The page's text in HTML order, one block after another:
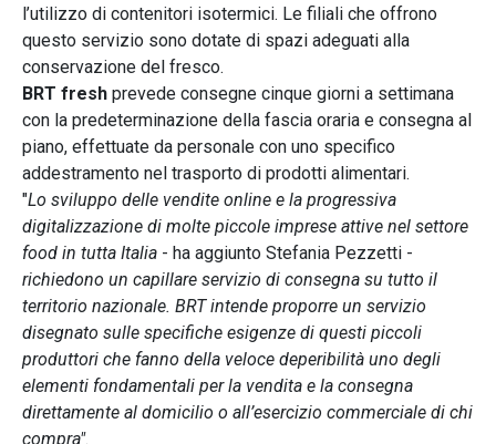
l’utilizzo di contenitori isotermici. Le filiali che offrono
questo servizio sono dotate di spazi adeguati alla
conservazione del fresco.
BRT fresh prevede consegne cinque giorni a settimana
con la predeterminazione della fascia oraria e consegna al
piano, effettuate da personale con uno specifico
addestramento nel trasporto di prodotti alimentari.
"Lo sviluppo delle vendite online e la progressiva
digitalizzazione di molte piccole imprese attive nel settore
food in tutta Italia - ha aggiunto Stefania Pezzetti -
richiedono un capillare servizio di consegna su tutto il
territorio nazionale. BRT intende proporre un servizio
disegnato sulle specifiche esigenze di questi piccoli
produttori che fanno della veloce deperibilità uno degli
elementi fondamentali per la vendita e la consegna
direttamente al domicilio o all’esercizio commerciale di chi
compra".